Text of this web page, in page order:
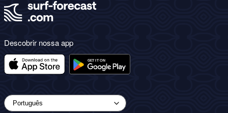
Descobrir nossa app